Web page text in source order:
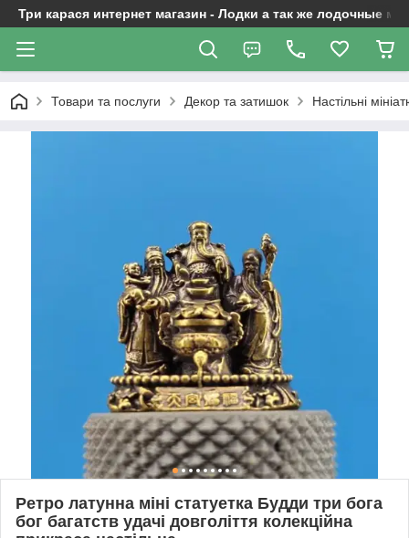
Три карася интернет магазин - Лодки а так же лодочные
Товари та послуги Декор та затишок Настільні
Ретро латунна міні статуетка Будди три бога
бог багатств удачі довголіття колекційна